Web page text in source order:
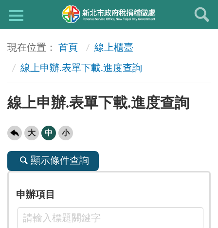
首頁 線上櫃臺
線上申辦.表單下載.進度查詢
線上申辦.表單下載.進度查詢
大 中 小
顯示條件查詢
申辦項目